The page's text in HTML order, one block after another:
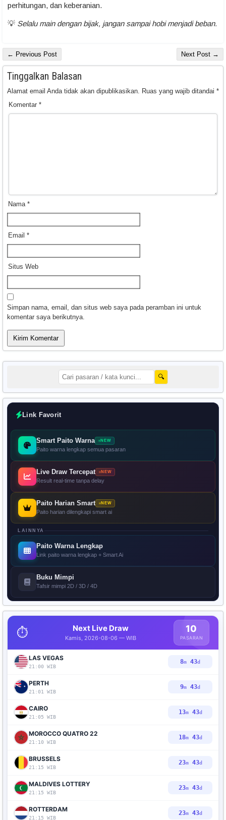
perhitungan, dan keberanian.
💡 Selalu main dengan bijak, jangan sampai hobi menjadi beban.
← Previous Post Next Post →
Tinggalkan Balasan
Alamat email Anda tidak akan dipublikasikan. Ruas yang wajib ditandai *
Komentar *
Nama *
Email *
Situs Web
Simpan nama, email, dan situs web saya pada peramban ini untuk
komentar saya berikutnya.
🔍
Link Favorit
Smart Paito Warna NEW
Paito warna lengkap semua pasaran
Live Draw Tercepat NEW
Result real-time tanpa delay
Paito Harian Smart NEW
Paito harian dilengkapi smart ai
LAINNYA
Paito Warna Lengkap
Link paito warna lengkap + Smart Ai
Buku Mimpi
Tafsir mimpi 2D / 3D / 4D
⏱️ Next Live Draw
Kamis, 2026-08-06 — WIB
10
PASARAN
LAS VEGAS
21:00 WIB
8m 42d
PERTH
21:01 WIB
9m 42d
CAIRO
21:05 WIB
13m42d
MOROCCO QUATRO 22
21:10 WIB
18m42d
BRUSSELS
21:15 WIB
23m42d
MALDIVES LOTTERY
21:15 WIB
23m42d
ROTTERDAM
21:15 WIB
23m42d